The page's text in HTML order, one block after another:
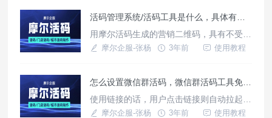
应用更是几乎与每个人息息相关。除了和生
活密切相关，二维码也具有极高的商业价
值，比方在微信社群裂变中二维码同样必不
可少。
用摩尔活码生成的营销二维码，具有不受个
人号加人数量限制，不受扫码进群百人限
域流量沉淀，营销引流必备的免费工具！特
色功能群活码不受微信限制群活码不受超百
人无法扫码进群及7天有效期限制！
摩尔企服-张杨 3年前 使用教程
使用链接的话，用户点击链接则自动拉起微
信应用，跳转至微信加群页面；使用二维码
摩尔企服-张杨 3年前 使用教程